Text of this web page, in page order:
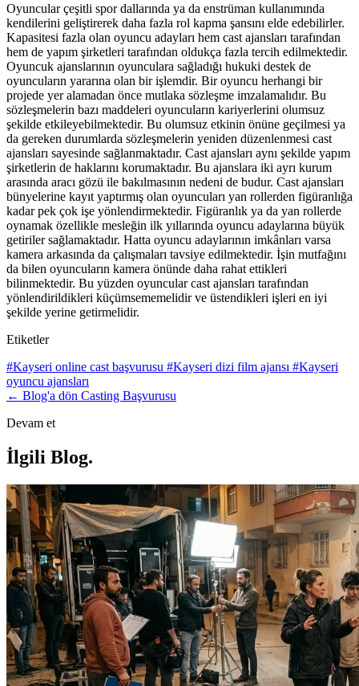
Oyuncular çeşitli spor dallarında ya da enstrüman kullanımında
kendilerini geliştirerek daha fazla rol kapma şansını elde edebilirler.
Kapasitesi fazla olan oyuncu adayları hem cast ajansları tarafından
hem de yapım şirketleri tarafından oldukça fazla tercih edilmektedir.
Oyuncuk ajanslarının oyunculara sağladığı hukuki destek de
oyuncuların yararına olan bir işlemdir. Bir oyuncu herhangi bir
projede yer alamadan önce mutlaka sözleşme imzalamalıdır. Bu
sözleşmelerin bazı maddeleri oyuncuların kariyerlerini olumsuz
şekilde etkileyebilmektedir. Bu olumsuz etkinin önüne geçilmesi ya
da gereken durumlarda sözleşmelerin yeniden düzenlenmesi cast
ajansları sayesinde sağlanmaktadır. Cast ajansları aynı şekilde yapım
şirketlerin de haklarını korumaktadır. Bu ajanslara iki ayrı kurum
arasında aracı gözü ile bakılmasının nedeni de budur. Cast ajansları
bünyelerine kayıt yaptırmış olan oyuncuları yan rollerden figüranlığa
kadar pek çok işe yönlendirmektedir. Figüranlık ya da yan rollerde
oynamak özellikle mesleğin ilk yıllarında oyuncu adaylarına büyük
getiriler sağlamaktadır. Hatta oyuncu adaylarının imkânları varsa
kamera arkasında da çalışmaları tavsiye edilmektedir. İşin mutfağını
da bilen oyuncuların kamera önünde daha rahat ettikleri
bilinmektedir. Bu yüzden oyuncular cast ajansları tarafından
yönlendirildikleri küçümsememelidir ve üstendikleri işleri en iyi
şekilde yerine getirmelidir.
Etiketler
#Kayseri online cast başvurusu #Kayseri dizi film ajansı #Kayseri
oyuncu ajansları
← Blog'a dön Casting Başvurusu
Devam et
İlgili Blog.